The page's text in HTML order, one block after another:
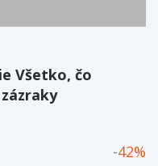
Všetko, čo
42